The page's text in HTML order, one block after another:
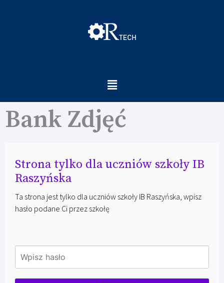
Bank Zdjęć
Strona tylko dla uczniów szkoły IB
Raszyńska
Ta strona jest tylko dla uczniów szkoły IB Raszyńska, wpisz
hasło podane Ci przez szkołę